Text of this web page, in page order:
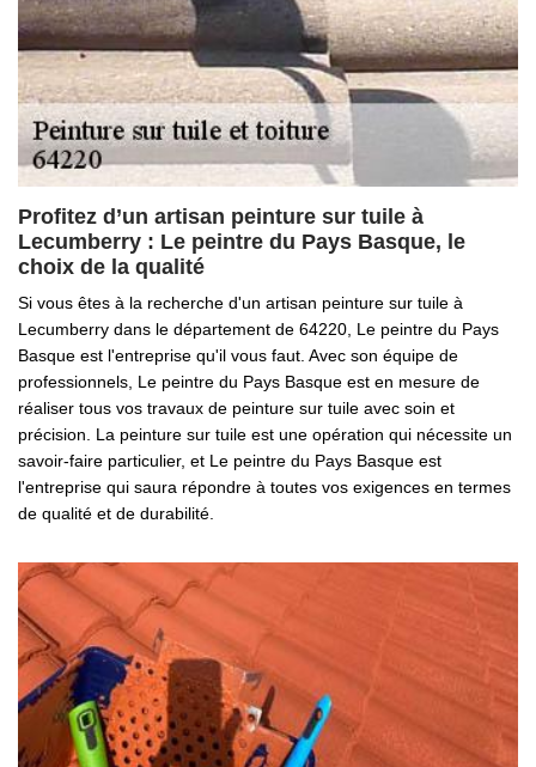
Profitez d’un artisan peinture sur tuile à
Lecumberry : Le peintre du Pays Basque, le
choix de la qualité
Si vous êtes à la recherche d'un artisan peinture sur tuile à
Lecumberry dans le département de 64220, Le peintre du Pays
Basque est l'entreprise qu'il vous faut. Avec son équipe de
professionnels, Le peintre du Pays Basque est en mesure de
réaliser tous vos travaux de peinture sur tuile avec soin et
précision. La peinture sur tuile est une opération qui nécessite un
savoir-faire particulier, et Le peintre du Pays Basque est
l'entreprise qui saura répondre à toutes vos exigences en termes
de qualité et de durabilité.